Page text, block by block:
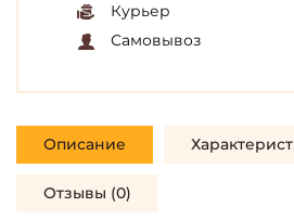
Курьер
Самовывоз
Описание
Отзывы (0)